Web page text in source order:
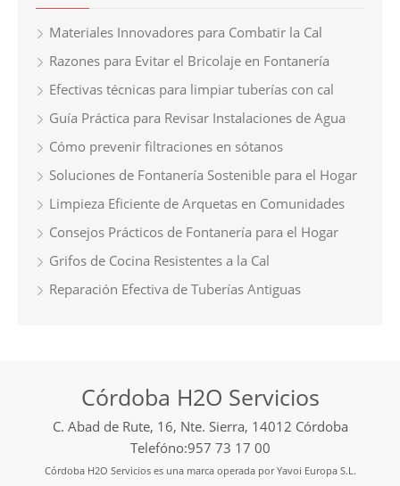
Materiales Innovadores para Combatir la Cal
Razones para Evitar el Bricolaje en Fontanería
Efectivas técnicas para limpiar tuberías con cal
Guía Práctica para Revisar Instalaciones de Agua
Cómo prevenir filtraciones en sótanos
Soluciones de Fontanería Sostenible para el Hogar
Limpieza Eficiente de Arquetas en Comunidades
Consejos Prácticos de Fontanería para el Hogar
Grifos de Cocina Resistentes a la Cal
Reparación Efectiva de Tuberías Antiguas
Córdoba H2O Servicios
C. Abad de Rute, 16, Nte. Sierra, 14012 Córdoba
Telefóno:957 73 17 00
Córdoba H2O Servicios es una marca operada por Yavoi Europa S.L.